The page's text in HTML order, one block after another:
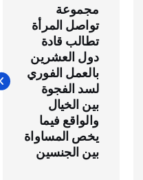
ص
مجموعة
تواصل المرأة
تطالب قادة
دول العشرين
بالعمل الفوري
لسد الفجوة
بين الخيال
والواقع فيما
يخص المساواة
بين الجنسين